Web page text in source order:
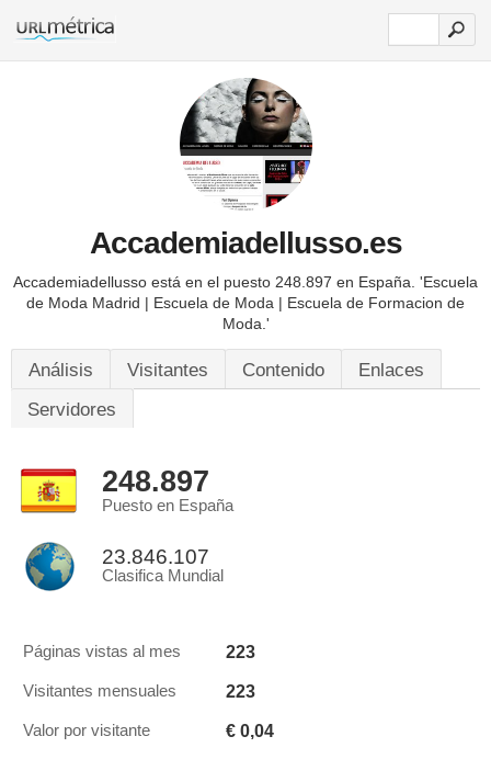
Accademiadellusso.es
Accademiadellusso está en el puesto 248.897 en España. 'Escuela
de Moda Madrid | Escuela de Moda | Escuela de Formacion de
Moda.'
Análisis Visitantes Contenido
Enlaces
Servidores
248.897
Puesto en España
23.846.107
Clasifica Mundial
Páginas vistas al mes 223
Visitantes mensuales 223
Valor por visitante € 0,04